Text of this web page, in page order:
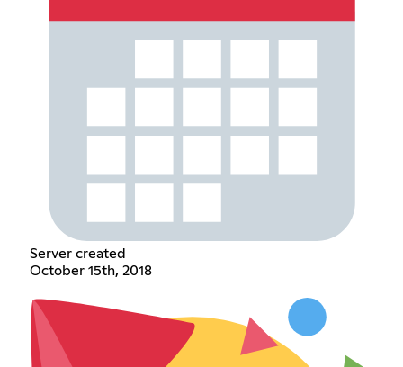
Server created
October 15th, 2018